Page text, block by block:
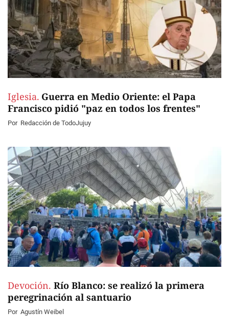
Iglesia. Guerra en Medio Oriente: el Papa
Francisco pidió "paz en todos los frentes"
Por Redacción de TodoJujuy
Devoción. Río Blanco: se realizó la primera
peregrinación al santuario
Por Agustín Weibel